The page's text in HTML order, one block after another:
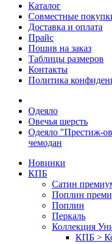
Каталог
Совместные
Доставка и оплата
Прайс
Пошив на заказ
Таблицы размеров
Контакты
Политика
Одеяло
Овечья шерсть
Одеяло "Престиж-
чемодан
Новинки
КПБ
Сатин
Поплин
Поплин
Перкаль
Коллекция
КПБ >